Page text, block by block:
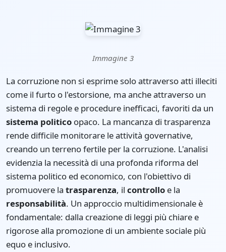
Immagine 3
La corruzione non si esprime solo attraverso atti illeciti
come il furto o l'estorsione, ma anche attraverso un
sistema di regole e procedure inefficaci, favoriti da un
sistema politico opaco. La mancanza di trasparenza
rende difficile monitorare le attività governative,
creando un terreno fertile per la corruzione. L'analisi
evidenzia la necessità di una profonda riforma del
sistema politico ed economico, con l'obiettivo di
promuovere la trasparenza, il controllo e la
responsabilità. Un approccio multidimensionale è
fondamentale: dalla creazione di leggi più chiare e
rigorose alla promozione di un ambiente sociale più
equo e inclusivo.